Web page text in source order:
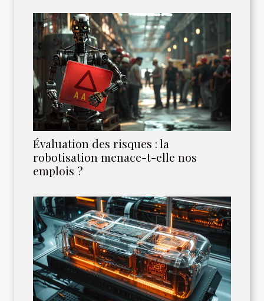
Évaluation des risques : la
robotisation menace-t-elle nos
emplois ?